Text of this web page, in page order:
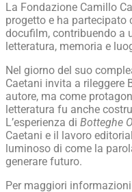
La Fondazione Camillo
progetto e ha partecipato
docufilm, contribuendo a
letteratura, memoria e
Nel giorno del suo
Caetani invita a rileggere
autore, ma come
letteratura fu anche
L’esperienza di Botteghe
Caetani e il lavoro
luminoso di come la
generare futuro.
Per maggiori